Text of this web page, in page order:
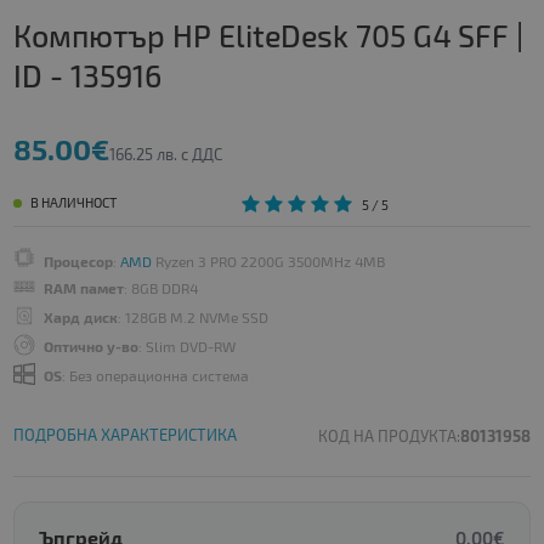
Компютър HP EliteDesk 705 G4 SFF |
ID - 135916
85.00€166.25 лв. с ДДС
В НАЛИЧНОСТ 5/ 5
Процесор: AMD Ryzen 3 PRO 2200G 3500MHz 4MB
RAM памет: 8GB DDR4
Хард диск: 128GB M.2 NVMe SSD
Оптично у-во: Slim DVD-RW
OS: Без операционна система
ПОДРОБНА ХАРАКТЕРИСТИКА КОД НА ПРОДУКТА:80131958
Ъпгрейд 0.00€